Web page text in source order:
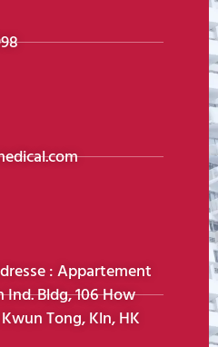
: Appartement
Ind. Bldg, 106 How
Tong, Kln, HK